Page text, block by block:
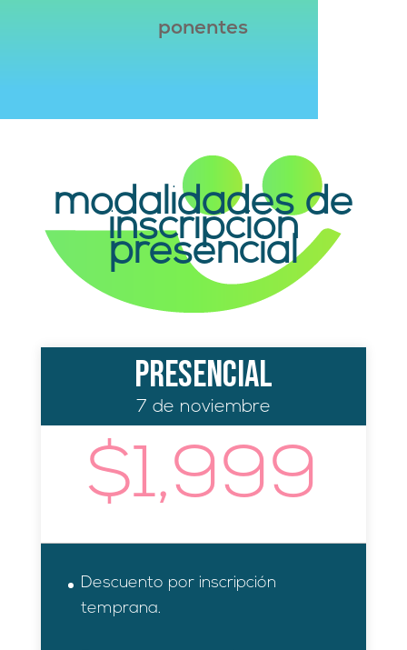
ponentes
modalidades de
inscripción
presencial
Presencial
7 de noviembre
$1,999
Descuento por inscripción
temprana.